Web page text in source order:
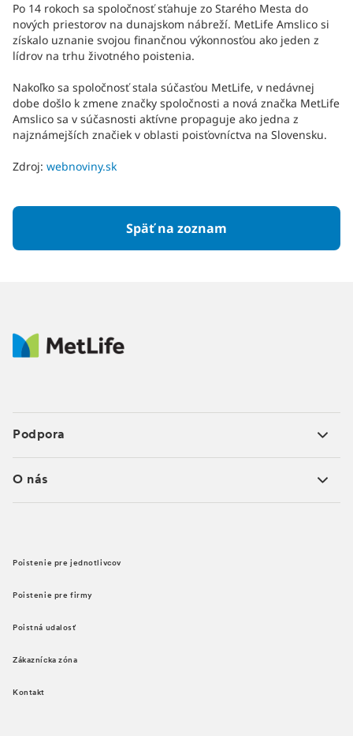
Po 14 rokoch sa spoločnosť sťahuje zo Starého Mesta do
nových priestorov na dunajskom nábreží. MetLife Amslico si
získalo uznanie svojou finančnou výkonnosťou ako jeden z
lídrov na trhu životného poistenia.
Nakoľko sa spoločnosť stala súčasťou MetLife, v nedávnej
dobe došlo k zmene značky spoločnosti a nová značka MetLife
Amslico sa v súčasnosti aktívne propaguje ako jedna z
najznámejších značiek v oblasti poisťovníctva na Slovensku.
Zdroj: webnoviny.sk
Späť na zoznam
Podpora
O nás
Poistenie pre jednotlivcov
Poistenie pre firmy
Poistná udalosť
Zákaznícka zóna
Kontakt